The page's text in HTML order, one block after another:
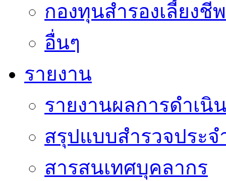
กองทุนสำรองเลี้ยงชีพ
อื่นๆ
รายงาน
รายงานผลการดำเนิ
สรุปแบบสำรวจประจ
สารสนเทศบุคลากร